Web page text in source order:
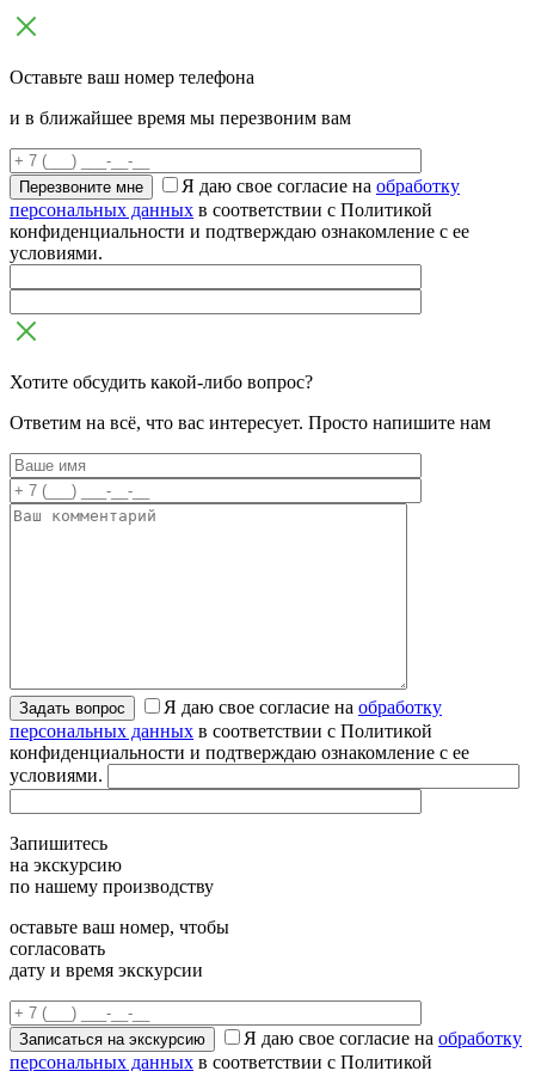
Оставьте ваш номер телефона
и в ближайшее время мы перезвоним вам
Я даю свое согласие на обработку
персональных данных в соответствии с Политикой
конфиденциальности и подтверждаю ознакомление с ее
условиями.
Хотите обсудить какой-либо вопрос?
Ответим на всё, что вас интересует. Просто напишите нам
Я даю свое согласие на обработку
персональных данных в соответствии с Политикой
конфиденциальности и подтверждаю ознакомление с ее
условиями.
Запишитесь
на экскурсию
по нашему производству
оставьте ваш номер, чтобы
согласовать
дату и время экскурсии
Я даю свое согласие на обработку
персональных данных в соответствии с Политикой